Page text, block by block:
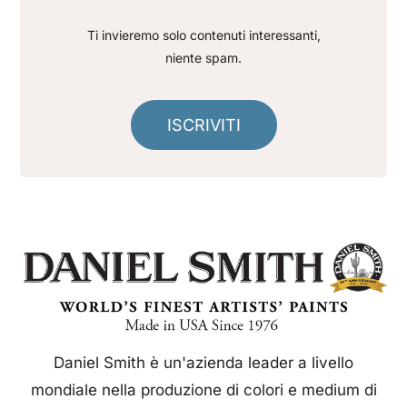
Ti invieremo solo contenuti interessanti,
niente spam.
ISCRIVITI
Daniel Smith è un'azienda leader a livello
mondiale nella produzione di colori e medium di